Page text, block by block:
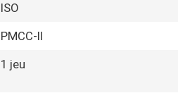
ISO
PMCC-II
1 jeu